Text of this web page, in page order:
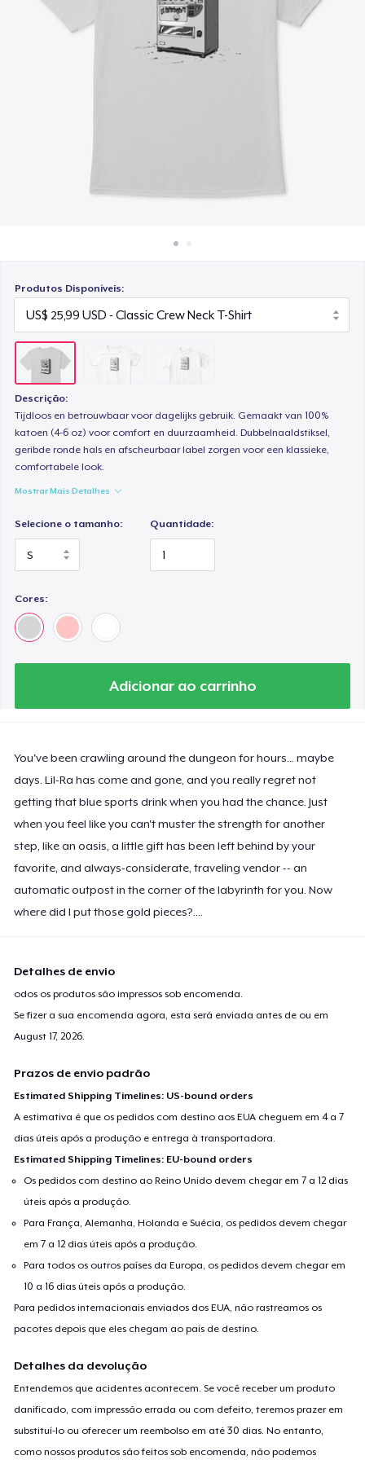
Venda em todo lugar
Produtos Disponíveis:
Descrição:
Tijdloos en betrouwbaar voor dagelijks gebruik. Gemaakt van 100%
katoen (4-6 oz) voor comfort en duurzaamheid. Dubbelnaaldstiksel,
geribde ronde hals en afscheurbaar label zorgen voor een klassieke,
comfortabele look.
Mostrar Mais Detalhes
Selecione o tamanho: Quantidade:
Cores:
Adicionar ao carrinho
You've been crawling around the dungeon for hours... maybe
days. Lil-Ra has come and gone, and you really regret not
getting that blue sports drink when you had the chance. Just
when you feel like you can't muster the strength for another
step, like an oasis, a little gift has been left behind by your
favorite, and always-considerate, traveling vendor -- an
automatic outpost in the corner of the labyrinth for you. Now
where did I put those gold pieces?....
Detalhes de envio
odos os produtos são impressos sob encomenda.
Se fizer a sua encomenda agora, esta será enviada antes de ou em
August 17, 2026.
Prazos de envio padrão
Estimated Shipping Timelines: US-bound orders
A estimativa é que os pedidos com destino aos EUA cheguem em 4 a 7
dias úteis após a produção e entrega à transportadora.
Estimated Shipping Timelines: EU-bound orders
Os pedidos com destino ao Reino Unido devem chegar em 7 a 12 dias
úteis após a produção.
Para França, Alemanha, Holanda e Suécia, os pedidos devem chegar
em 7 a 12 dias úteis após a produção.
Para todos os outros países da Europa, os pedidos devem chegar em
10 a 16 dias úteis após a produção.
Para pedidos internacionais enviados dos EUA, não rastreamos os
pacotes depois que eles chegam ao país de destino.
Detalhes da devolução
Entendemos que acidentes acontecem. Se você receber um produto
danificado, com impressão errada ou com defeito, teremos prazer em
substituí-lo ou oferecer um reembolso em até 30 dias. No entanto,
como nossos produtos são feitos sob encomenda, não podemos